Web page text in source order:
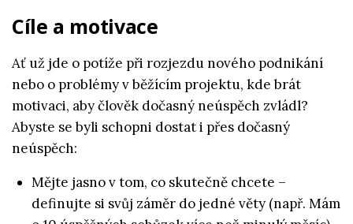
Cíle a motivace
Ať už jde o potíže při rozjezdu nového podnikání
nebo o problémy v běžícím projektu, kde brát
motivaci, aby člověk dočasný neúspěch zvládl?
Abyste se byli schopni dostat i přes dočasný
neúspěch:
Mějte jasno v tom, co skutečně chcete –
definujte si svůj záměr do jedné věty (např. Mám